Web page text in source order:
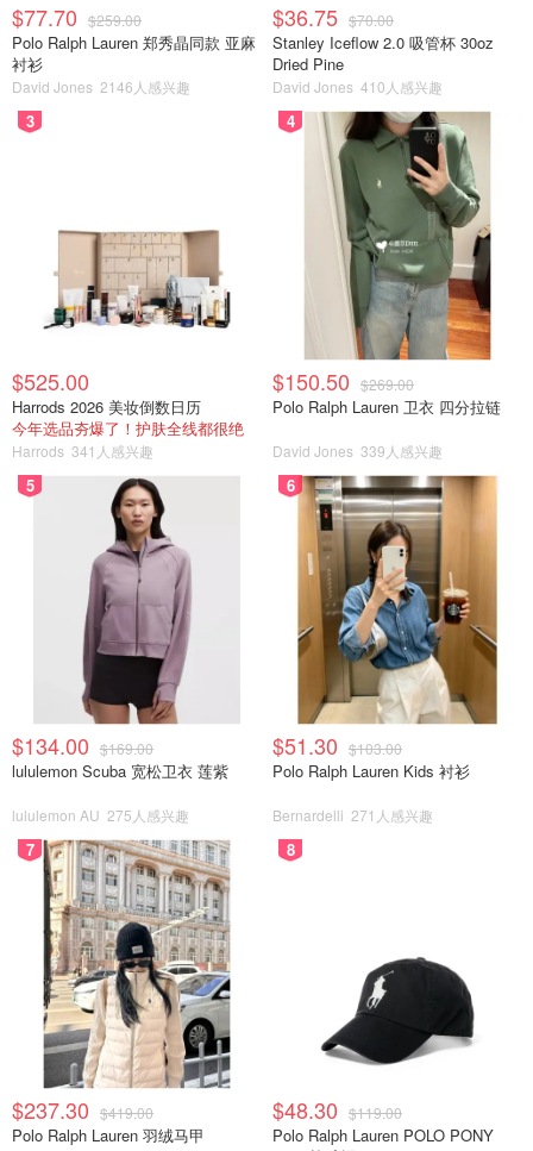
4. 把打好的辣椒粉三等分，目的是为了用不同的油温激发
出辣椒三种不同的特点。用高油温炸的辣椒会激发它的香
味，就像油泼面里的辣椒，中油温则会释放辣椒里的辣味，
在第一个碗里加少许生的白芝麻，这一碗用高油温，如果你
只有熟的白芝麻，把它加到第二或者第三碗里，因为高油温
会把生芝麻烫熟，熟芝麻烫...残；把第二步打的花椒粉的一
半加到第二个碗里，这一碗用中油温，因为花椒粉很容易
糊，我们之前又炒过一次，所以尽量让辣椒粉盖住花椒粉，
或者搅拌均匀；在第三个碗里加少许盐，加一点底味。
5. 把辣椒粉放在一旁备用，然后我们制油，油温四五成热
的时候把香菜根、小葱、大葱、姜片、八角、桂皮、草果放
到油里，其中八角、桂皮和草果我都提前泡过水，防止炸
糊。四五成热的油温大概在120℃～150℃，一成油温对应
30℃左右。
$77.70 $259.00
Polo Ralph Lauren 郑秀晶同款 亚麻
衬衫
David Jones 2146人感兴趣
$36.75 $70.00
Stanley Iceflow 2.0 吸管杯 30oz
Dried Pine
David Jones 410人感兴趣
3
$525.00
Harrods 2026 美妆倒数日历
今年选品夯爆了！护肤全线都很绝
Harrods 341人感兴趣
4
$150.50 $269.00
Polo Ralph Lauren 卫衣 四分拉链
David Jones 339人感兴趣
5
$134.00 $169.00
lululemon Scuba 宽松卫衣 莲紫
lululemon AU 275人感兴趣
6
$51.30 $103.00
Polo Ralph Lauren Kids 衬衫
Bernardelli 271人感兴趣
7
$237.30 $419.00
Polo Ralph Lauren 羽绒马甲
8
$48.30 $119.00
Polo Ralph Lauren POLO PONY